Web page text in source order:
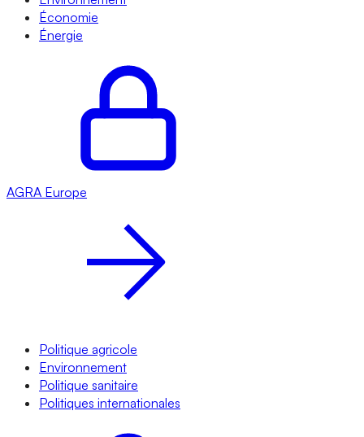
Économie
Énergie
AGRA Europe
Politique agricole
Environnement
Politique sanitaire
Politiques internationales